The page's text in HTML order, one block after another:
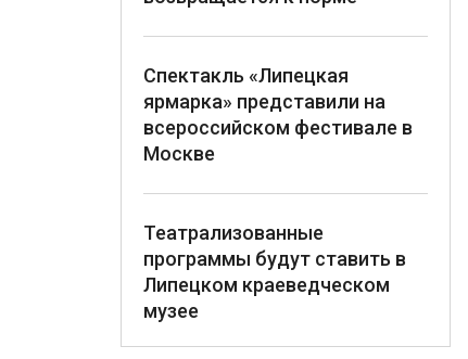
Спектакль «Липецкая
ярмарка» представили на
всероссийском фестивале в
Москве
Театрализованные
программы будут ставить в
Липецком краеведческом
музее